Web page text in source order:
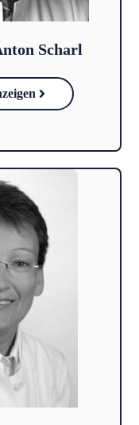
Scharl